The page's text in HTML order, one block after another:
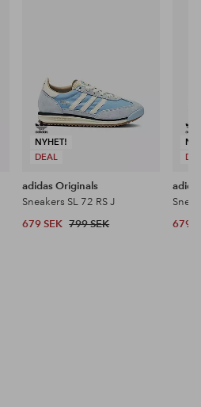
NYHET!
DEAL
adidas Originals
Sneakers SL 72 RS J
679 SEK 799 SEK
679